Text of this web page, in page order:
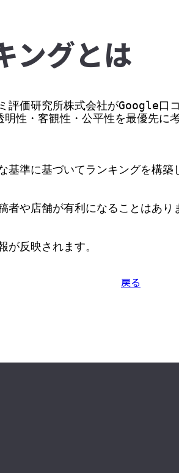
ングとは
評価研究所株式会社がGoogle口
性・客観性・公平性を最優先に
準に基づいてランキングを構築
や店舗が有利になることはあり
が反映されます。
戻る